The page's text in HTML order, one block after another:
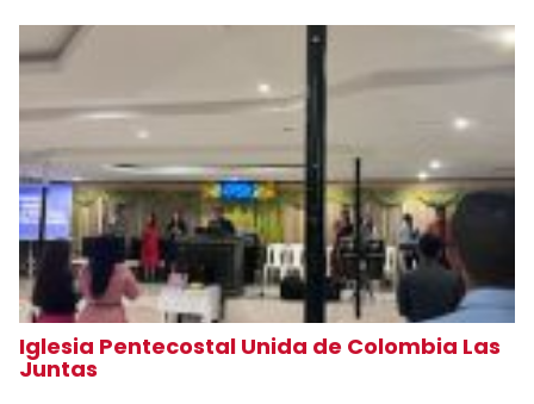
Iglesia Pentecostal Unida de Colombia Las
Juntas